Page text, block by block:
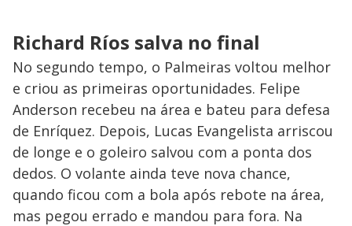
Richard Ríos salva no final
No segundo tempo, o Palmeiras voltou melhor
e criou as primeiras oportunidades. Felipe
Anderson recebeu na área e bateu para defesa
de Enríquez. Depois, Lucas Evangelista arriscou
de longe e o goleiro salvou com a ponta dos
dedos. O volante ainda teve nova chance,
quando ficou com a bola após rebote na área,
mas pegou errado e mandou para fora. Na